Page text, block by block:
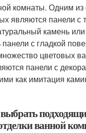
комнаты. Одним
являются панели с
камень
с гладкой
цветовых
панели с
как имитация
ванной